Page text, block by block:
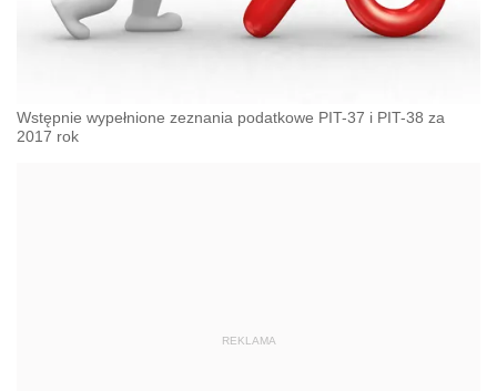
Wstępnie wypełnione zeznania podatkowe PIT-37 i PIT-38 za
2017 rok